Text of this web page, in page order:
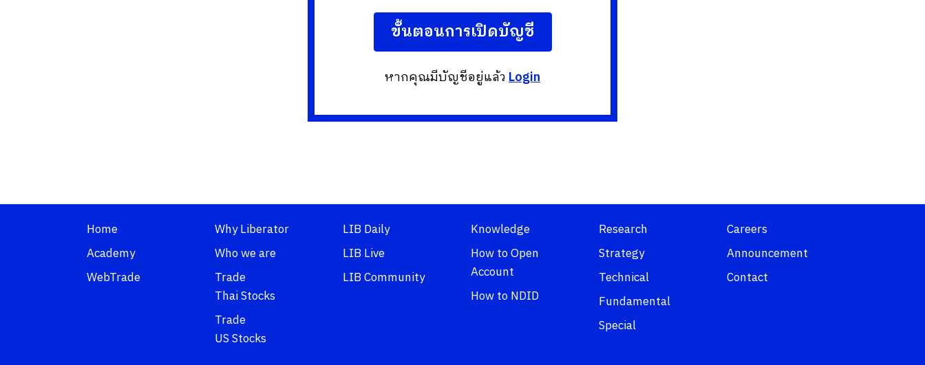
ขั้นตอนการเปิดบัญชี
หากคุณมีบัญชีอยู่แล้วLogin
Home
Academy
WebTrade
Why Liberator
Who we are
Trade
Thai Stocks
Trade
US Stocks
LIB Daily
LIB Live
LIB Community
Knowledge
How to Open
Account
How to NDID
Research
Strategy
Technical
Fundamental
Special
Careers
Announcement
Contact